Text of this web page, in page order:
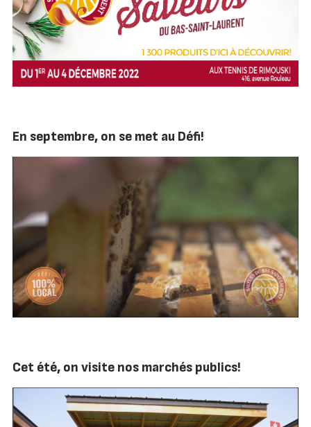
En septembre, on se met au Défi!
Cet été, on visite nos marchés publics!